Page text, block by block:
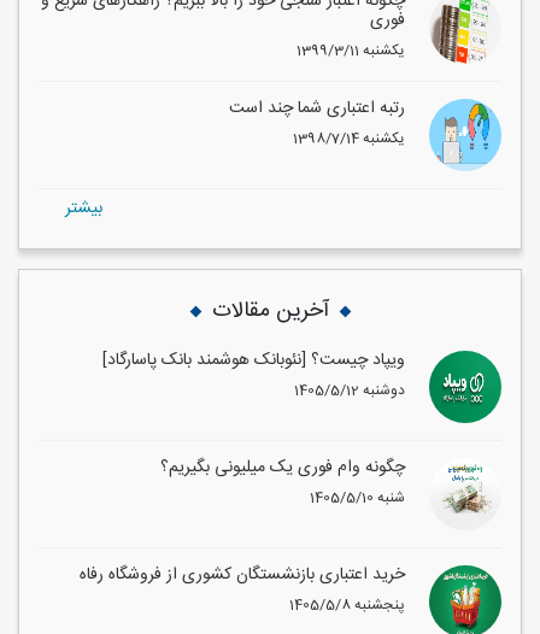
فوری
1399/3/11 یکشنبه
رتبه اعتباری شما چند است
1398/7/14 یکشنبه
بيشتر
آخرین مقالات
ویپاد چیست؟ [نئوبانک هوشمند بانک پاسارگاد]
1405/5/12 دوشنبه
چگونه وام فوری یک میلیونی بگیریم؟
1405/5/10 شنبه
خرید اعتباری بازنشستگان کشوری از فروشگاه رفاه
1405/5/8 پنجشنبه